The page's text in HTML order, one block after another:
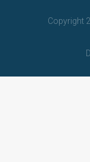
Copyright